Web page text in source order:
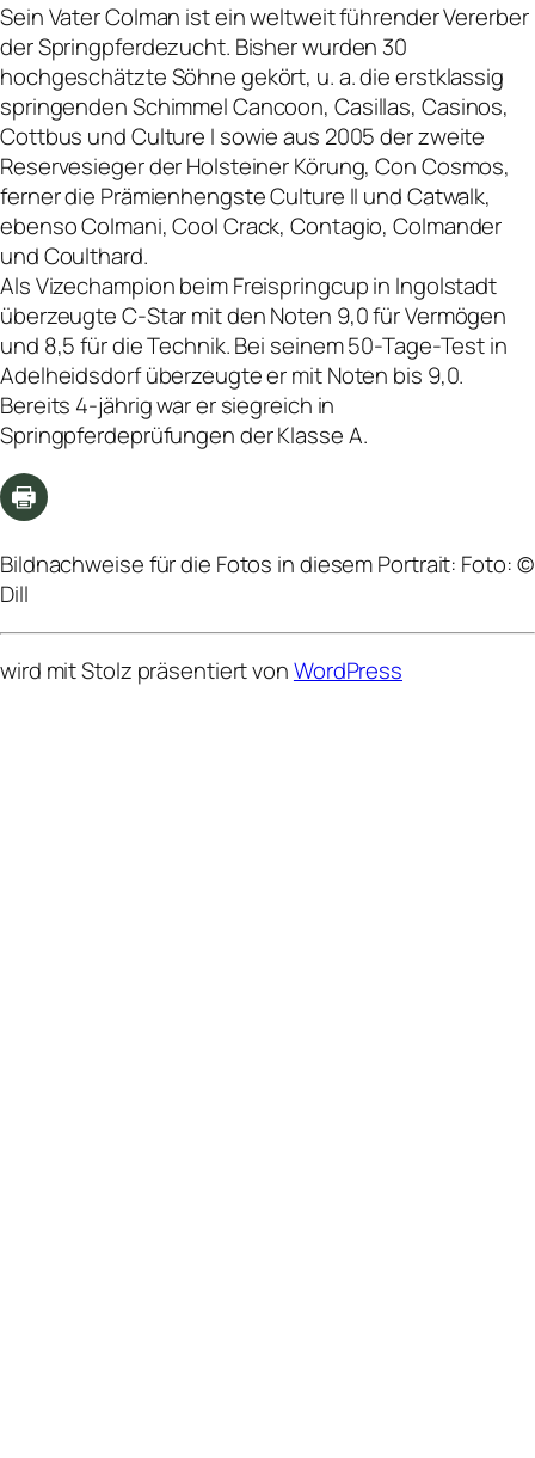
Sein Vater Colman ist ein weltweit führender Vererber
der Springpferdezucht. Bisher wurden 30
hochgeschätzte Söhne gekört, u. a. die erstklassig
springenden Schimmel Cancoon, Casillas, Casinos,
Cottbus und Culture I sowie aus 2005 der zweite
Reservesieger der Holsteiner Körung, Con Cosmos,
ferner die Prämienhengste Culture II und Catwalk,
ebenso Colmani, Cool Crack, Contagio, Colmander
und Coulthard.
Als Vizechampion beim Freispringcup in Ingolstadt
überzeugte C-Star mit den Noten 9,0 für Vermögen
und 8,5 für die Technik. Bei seinem 50-Tage-Test in
Adelheidsdorf überzeugte er mit Noten bis 9,0.
Bereits 4-jährig war er siegreich in
Springpferdeprüfungen der Klasse A.
Bildnachweise für die Fotos in diesem Portrait: Foto: ©
Dill
wird mit Stolz präsentiert vonWordPress